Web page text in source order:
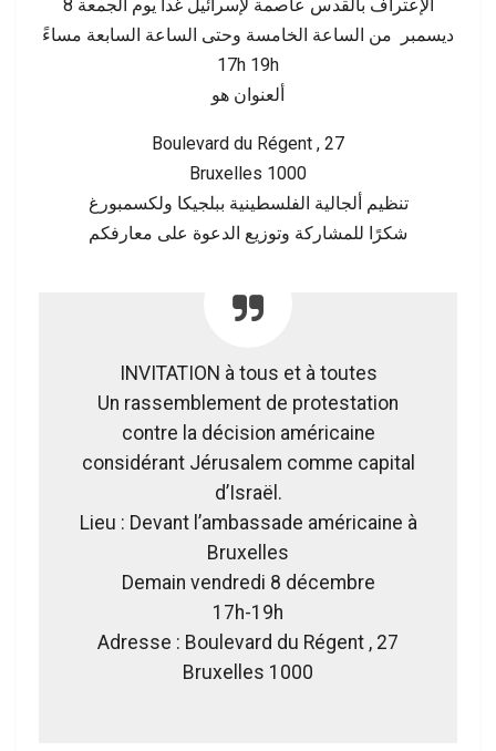
الإعتراف بالقدس عاصمة لإسرائيل غدا يوم الجمعة 8
ديسمبر من الساعة الخامسة وحتى الساعة السابعة مساءً
17h 19h
ألعنوان هو
Boulevard du Régent , 27
Bruxelles 1000
تنظيم ألجالية الفلسطينية ببلجيكا ولكسمبورغ
شكرًا للمشاركة وتوزيع الدعوة على معارفكم
INVITATION à tous et à toutes
Un rassemblement de protestation
contre la décision américaine
considérant Jérusalem comme capital
d’Israël.
Lieu : Devant l’ambassade américaine à
Bruxelles
Demain vendredi 8 décembre
17h-19h
Adresse : Boulevard du Régent , 27
Bruxelles 1000